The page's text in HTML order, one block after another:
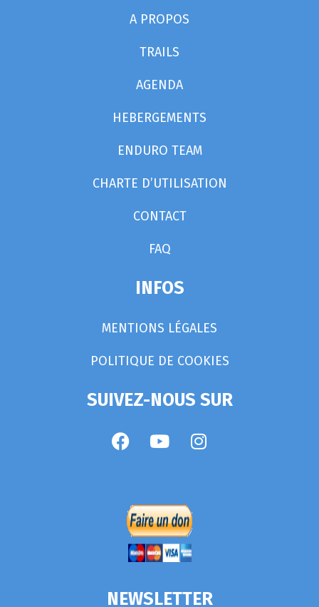
A PROPOS
TRAILS
AGENDA
HEBERGEMENTS
ENDURO TEAM
CHARTE D’UTILISATION
CONTACT
FAQ
INFOS
MENTIONS LÉGALES
POLITIQUE DE COOKIES
SUIVEZ-NOUS SUR
NEWSLETTER